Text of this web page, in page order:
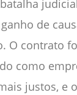
de
O contrato
como
justos, e